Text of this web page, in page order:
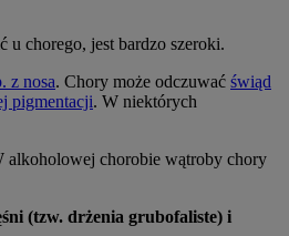
chorego, jest bardzo szeroki.
z nosa. Chory może odczuwać świąd
pigmentacji. W niektórych
alkoholowej chorobie wątroby chory
(tzw. drżenia grubofaliste) i